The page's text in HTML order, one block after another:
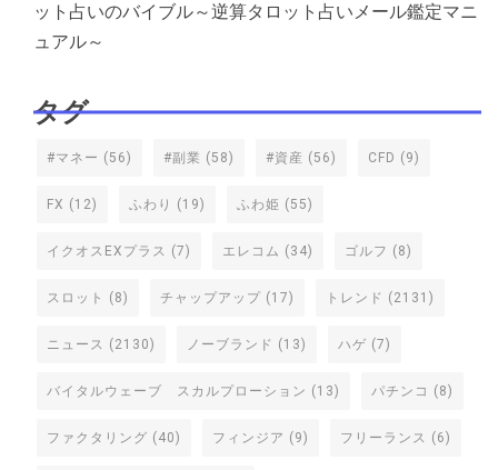
ット占いのバイブル～逆算タロット占いメール鑑定マニ
ュアル～
タグ
#マネー (56) #副業 (58) #資産 (56) CFD (9)
FX (12) ふわり (19) ふわ姫 (55)
イクオスEXプラス (7) エレコム (34) ゴルフ (8)
スロット (8) チャップアップ (17) トレンド (2131)
ニュース (2130) ノーブランド (13) ハゲ (7)
バイタルウェーブ スカルプローション (13) パチンコ (8)
ファクタリング (40) フィンジア (9) フリーランス (6)